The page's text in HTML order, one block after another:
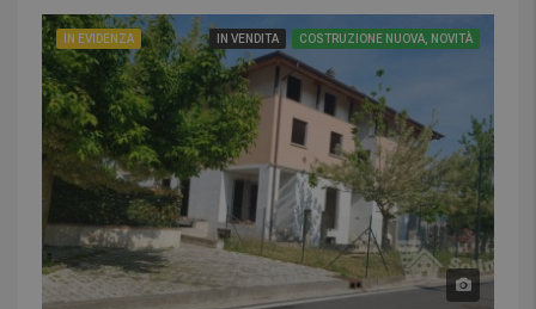
IN EVIDENZA IN VENDITA COSTRUZIONE NUOVA, NOVITÀ